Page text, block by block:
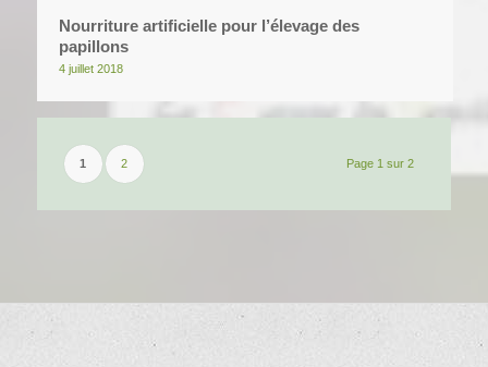
Nourriture artificielle pour l’élevage des
papillons
4 juillet 2018
Page 1 sur 2
1 2